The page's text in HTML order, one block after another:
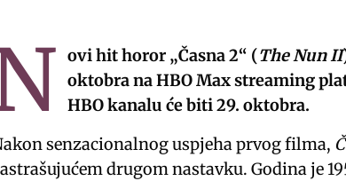
ovi hit horor „Časna 2“ (The Nun II
oktobra na HBO Max streaming
HBO kanalu će biti 29. oktobra.
senzacionalnog uspjeha prvog filma,
drugom nastavku. Godina je